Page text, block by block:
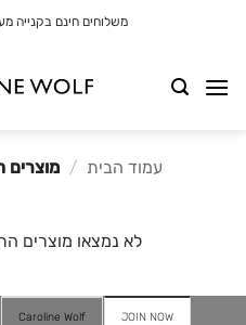
משלוחים חינם בקנייה מעל 399 ש"ח לא כולל
עמוד הבית / מוצרים
לא נמצאו מוצרים
JOIN NOW
Caroline Wolf